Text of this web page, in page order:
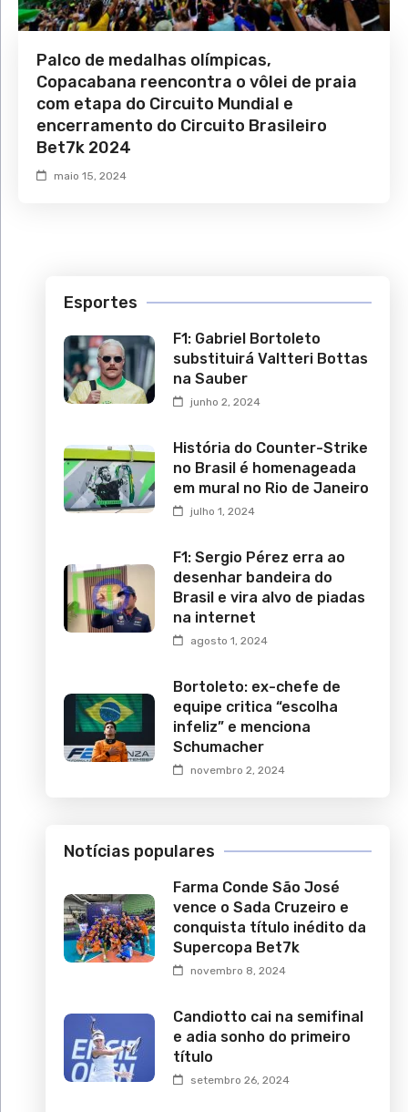
Palco de medalhas olímpicas,
Copacabana reencontra o vôlei de praia
com etapa do Circuito Mundial e
encerramento do Circuito Brasileiro
Bet7k 2024
maio 15, 2024
Esportes
F1: Gabriel Bortoleto
substituirá Valtteri Bottas
na Sauber
junho 2, 2024
História do Counter-Strike
no Brasil é homenageada
em mural no Rio de Janeiro
julho 1, 2024
F1: Sergio Pérez erra ao
desenhar bandeira do
Brasil e vira alvo de piadas
na internet
agosto 1, 2024
Bortoleto: ex-chefe de
equipe critica “escolha
infeliz” e menciona
Schumacher
novembro 2, 2024
Notícias populares
Farma Conde São José
vence o Sada Cruzeiro e
conquista título inédito da
Supercopa Bet7k
novembro 8, 2024
Candiotto cai na semifinal
e adia sonho do primeiro
título
setembro 26, 2024